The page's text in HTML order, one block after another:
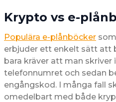
Krypto vs e-
Populära e-plånböcker
erbjuder ett enkelt sätt att
bara kräver att man skriver
telefonnumret och sedan
engångskod. I många fall
omedelbart med både